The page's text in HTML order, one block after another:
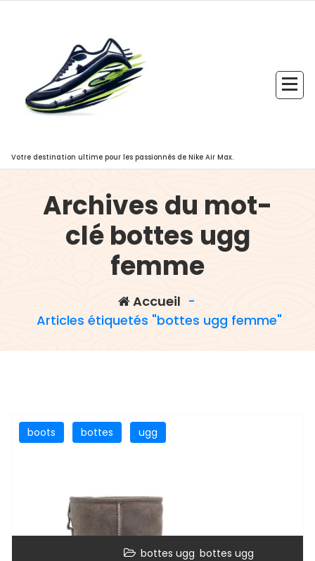
Votre destination ultime pour les passionnés de Nike Air Max.
Archives du mot-
clé bottes ugg
femme
Accueil -
Articles étiquetés "bottes ugg femme"
boots bottes ugg
bottes ugg bottes ugg